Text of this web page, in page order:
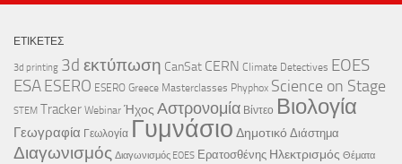
ΕΤΙΚΈΤΕΣ
3d printing 3d εκτύπωση CanSat CERN Climate Detectives EOES
ESAESERO ESERO Greece Masterclasses Phyphox Science on Stage
STEM Tracker Webinar Ήχος Αστρονομία Βίντεο Βιολογία
Γεωγραφία Γεωλογία Γυμνάσιο Δημοτικό Διάστημα
Διαγωνισμός Διαγωνισμός EOES Ερατοσθένης Ηλεκτρισμός Θέματα